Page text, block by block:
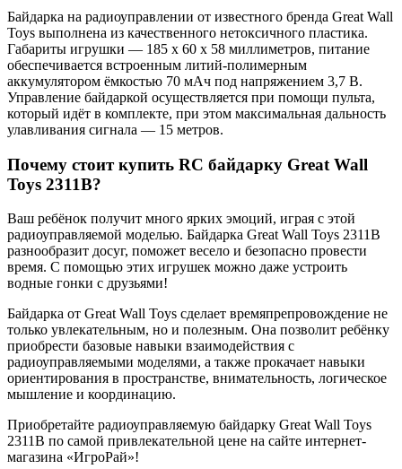
Байдарка на радиоуправлении от известного бренда Great Wall
Toys выполнена из качественного нетоксичного пластика.
Габариты игрушки — 185 х 60 х 58 миллиметров, питание
обеспечивается встроенным литий-полимерным
аккумулятором ёмкостью 70 мАч под напряжением 3,7 В.
Управление байдаркой осуществляется при помощи пульта,
который идёт в комплекте, при этом максимальная дальность
улавливания сигнала — 15 метров.
Почему стоит купить RC байдарку Great Wall
Toys 2311B?
Ваш ребёнок получит много ярких эмоций, играя с этой
радиоуправляемой моделью. Байдарка Great Wall Toys 2311B
разнообразит досуг, поможет весело и безопасно провести
время. С помощью этих игрушек можно даже устроить
водные гонки с друзьями!
Байдарка от Great Wall Toys сделает времяпрепровождение не
только увлекательным, но и полезным. Она позволит ребёнку
приобрести базовые навыки взаимодействия с
радиоуправляемыми моделями, а также прокачает навыки
ориентирования в пространстве, внимательность, логическое
мышление и координацию.
Приобретайте радиоуправляемую байдарку Great Wall Toys
2311B по самой привлекательной цене на сайте интернет-
магазина «ИгроРай»!